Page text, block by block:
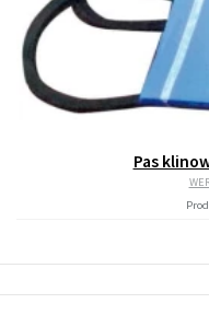
Pas